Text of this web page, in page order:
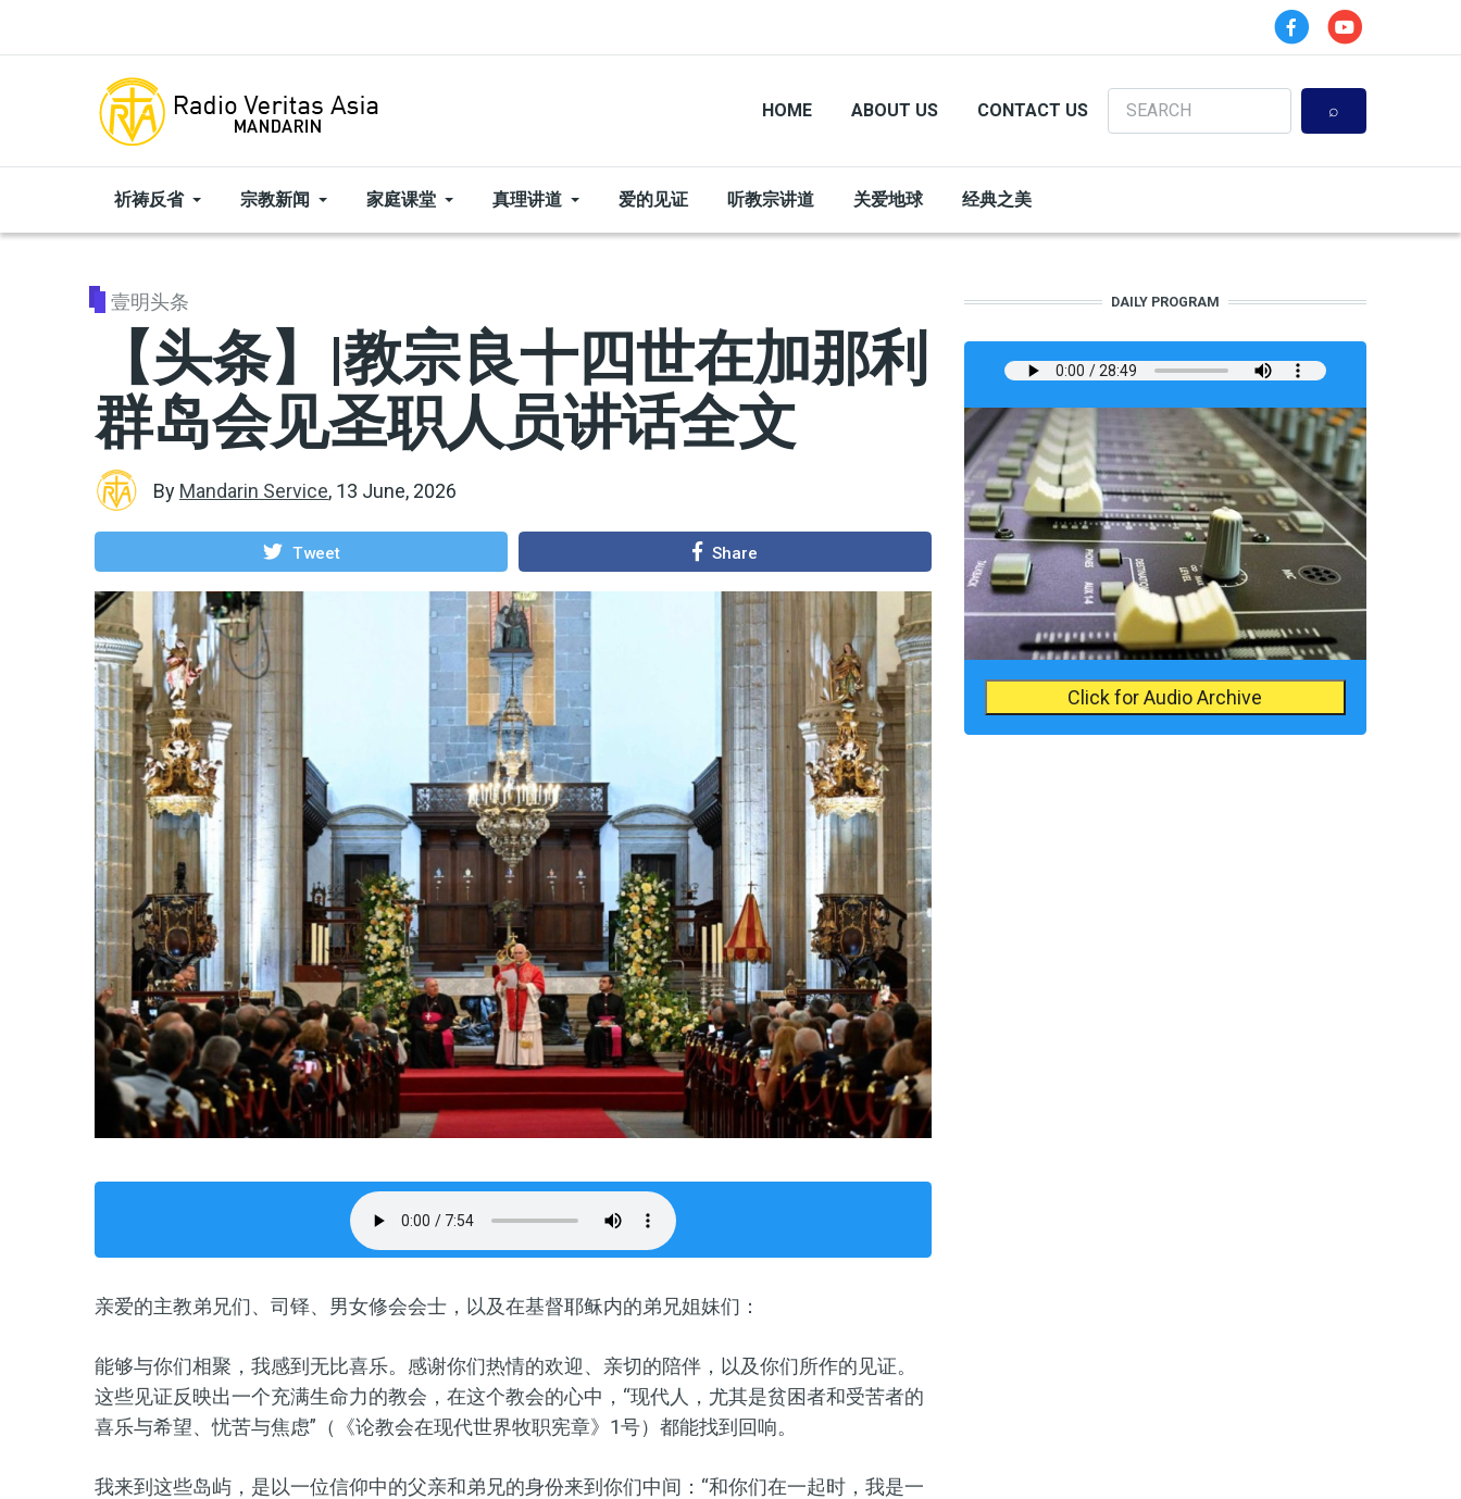
HOME ABOUT US CONTACT US
Search
祈祷反省 宗教新闻 家庭课堂 真理讲道 爱的见证 听教宗讲道 关爱地球 经典之美
壹明头条
【头条】|教宗良十四世在加那利
群岛会见圣职人员讲话全文
By Mandarin Service, 13 June, 2026
Tweet Share
亲爱的主教弟兄们、司铎、男女修会会士，以及在基督耶稣内的弟兄姐妹们：
能够与你们相聚，我感到无比喜乐。感谢你们热情的欢迎、亲切的陪伴，以及你们所作的见证。
这些见证反映出一个充满生命力的教会，在这个教会的心中，“现代人，尤其是贫困者和受苦者的
喜乐与希望、忧苦与焦虑”（《论教会在现代世界牧职宪章》1号）都能找到回响。
我来到这些岛屿，是以一位信仰中的父亲和弟兄的身份来到你们中间：“和你们在一起时，我是一
DAILY PROGRAM
Click for Audio Archive